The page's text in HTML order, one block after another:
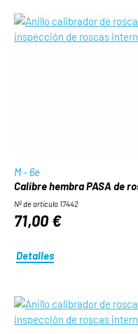
M - 6e
Calibre hembra PASA de
Nº de artículo 17442
71,00 €
Detalles